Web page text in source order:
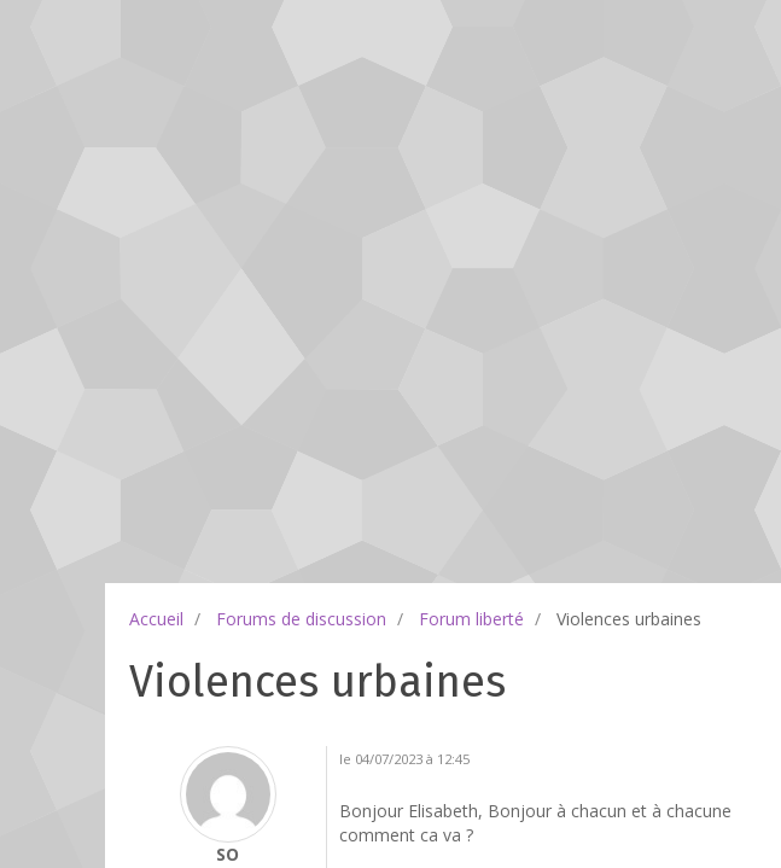
Accueil Forums de discussion Forum liberté Violences urbaines
Violences urbaines
SO
le 04/07/2023 à 12:45
Bonjour Elisabeth, Bonjour à chacun et à chacune
comment ca va ?